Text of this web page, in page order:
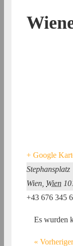
+ Google
Stephansplatz
Wien Wien
+43 676 345
Es wurden
«